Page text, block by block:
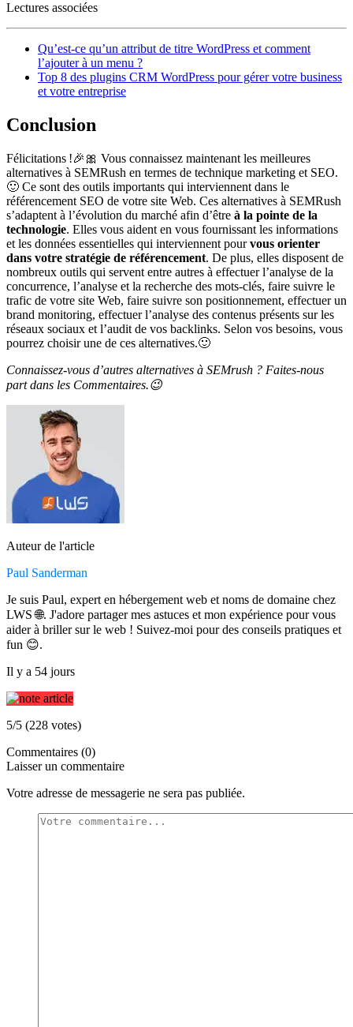
Lectures associées
Qu’est-ce qu’un attribut de titre WordPress et comment
l’ajouter à un menu ?
Top 8 des plugins CRM WordPress pour gérer votre business
et votre entreprise
Conclusion
Félicitations !🎉🎀 Vous connaissez maintenant les meilleures
alternatives à SEMRush en termes de technique marketing et SEO.
🙂 Ce sont des outils importants qui interviennent dans le
référencement SEO de votre site Web. Ces alternatives à SEMRush
s’adaptent à l’évolution du marché afin d’être à la pointe de la
technologie. Elles vous aident en vous fournissant les informations
et les données essentielles qui interviennent pourvous orienter
dans votre stratégie de référencement. De plus, elles disposent de
nombreux outils qui servent entre autres à effectuer l’analyse de la
concurrence, l’analyse et la recherche des mots-clés, faire suivre le
trafic de votre site Web, faire suivre son positionnement, effectuer un
brand monitoring, effectuer l’analyse des contenus présents sur les
réseaux sociaux et l’audit de vos backlinks. Selon vos besoins, vous
pourrez choisir une de ces alternatives.🙂
Connaissez-vous d’autres alternatives à SEMrush ? Faites-nous
part dans les Commentaires.😉
Auteur de l'article
Paul Sanderman
Je suis Paul, expert en hébergement web et noms de domaine chez
LWS 🌐. J'adore partager mes astuces et mon expérience pour vous
aider à briller sur le web ! Suivez-moi pour des conseils pratiques et
fun 😊.
Il y a 54 jours
5/5 (228 votes)
Commentaires (0)
Laisser un commentaire
Votre adresse de messagerie ne sera pas publiée.